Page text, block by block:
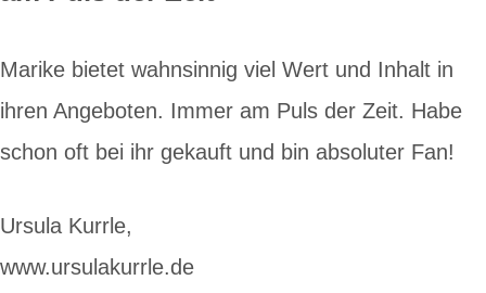
Marike bietet wahnsinnig viel Wert und Inhalt in
ihren Angeboten. Immer am Puls der Zeit. Habe
schon oft bei ihr gekauft und bin absoluter Fan!
Ursula Kurrle,
www.ursulakurrle.de